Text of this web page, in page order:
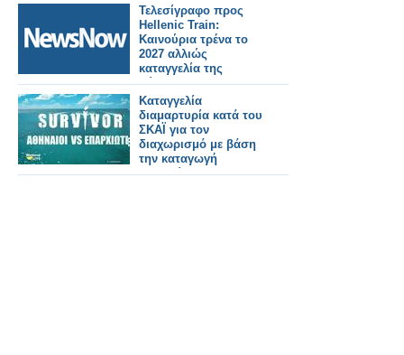
Τελεσίγραφο προς
Hellenic Train:
Καινούρια τρένα το
2027 αλλιώς
καταγγελία της
σύμβασης
Καταγγελία
διαμαρτυρία κατά του
ΣΚΑΪ για τον
διαχωρισμό με βάση
την καταγωγή
(Αθηναίοι και